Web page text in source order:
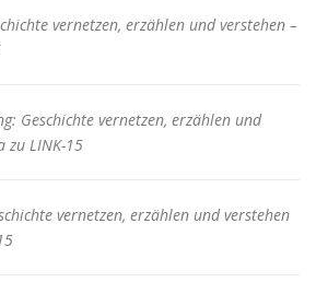
vernetzen, erzählen und verstehen –
Geschichte vernetzen, erzählen und
zu LINK-15
vernetzen, erzählen und verstehen